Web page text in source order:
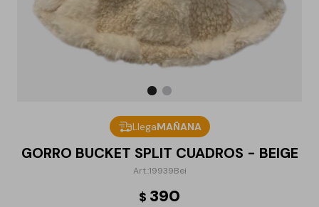
LlegaMAÑANA
GORRO BUCKET SPLIT CUADROS - BEIGE
19939Bei
$ 390